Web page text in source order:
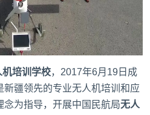
培训学校，2017年6月19日成
疆领先的专业无人机培训和应
念为指导，开展中国民航局无人